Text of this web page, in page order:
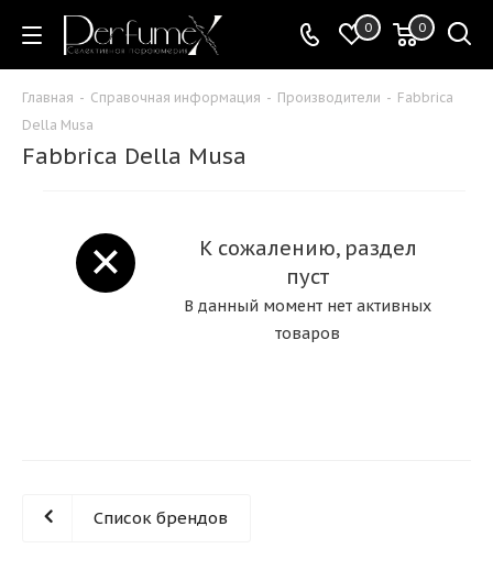
0 0
Главная - Справочная информация - Производители - Fabbrica
Della Musa
Fabbrica Della Musa
К сожалению, раздел
пуст
В данный момент нет активных
товаров
Список брендов